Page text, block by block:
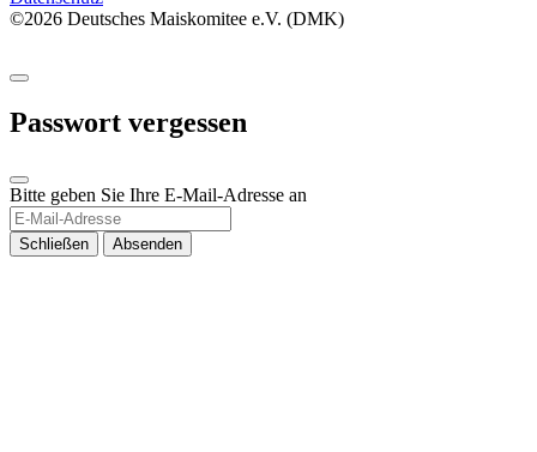
©2026 Deutsches Maiskomitee e.V. (DMK)
Passwort vergessen
Bitte geben Sie Ihre E-Mail-Adresse an
Schließen Absenden